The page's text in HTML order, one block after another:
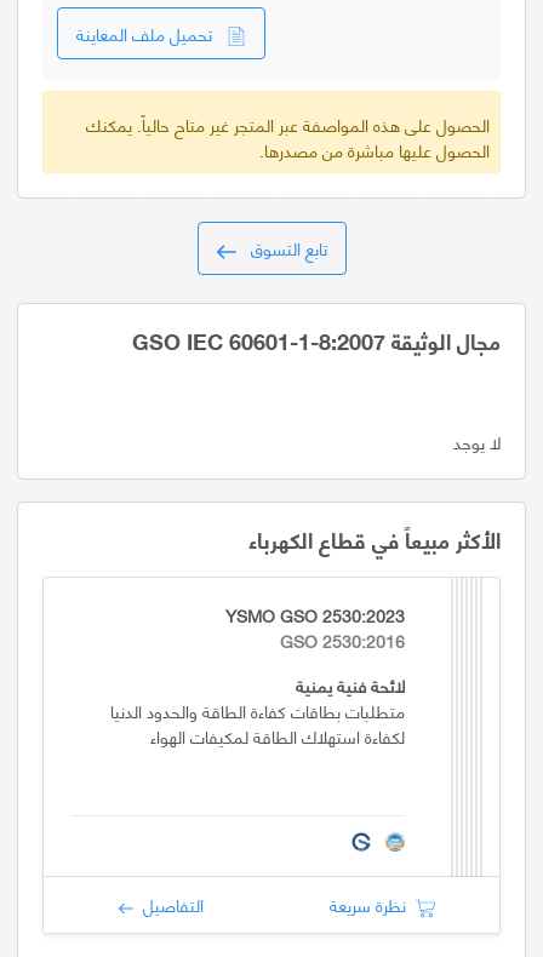
تحميل ملف المعاينة
الحصول على هذه المواصفة عبر المتجر غير متاح حالياً. يمكنك
الحصول عليها مباشرة من مصدرها.
تابع التسوق
مجال الوثيقة GSO IEC 60601-1-8:2007
لا يوجد
الأكثر مبيعاً في قطاع الكهرباء
YSMO GSO 2530:2023
GSO 2530:2016
لائحة فنية يمنية
متطلبات بطاقات كفاءة الطاقة والحدود الدنيا
لكفاءة استهلاك الطاقة لمكيفات الهواء
نظرة سريعة التفاصيل